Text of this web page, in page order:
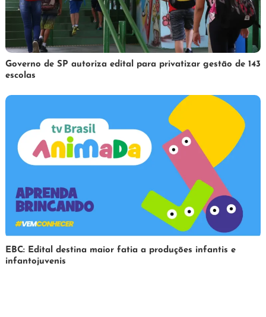
1
de
de
Redação
Governo de SP autoriza edital para privatizar gestão de 143
escolas
31
de
Redação
EBC: Edital destina maior fatia a produções infantis e
infantojuvenis